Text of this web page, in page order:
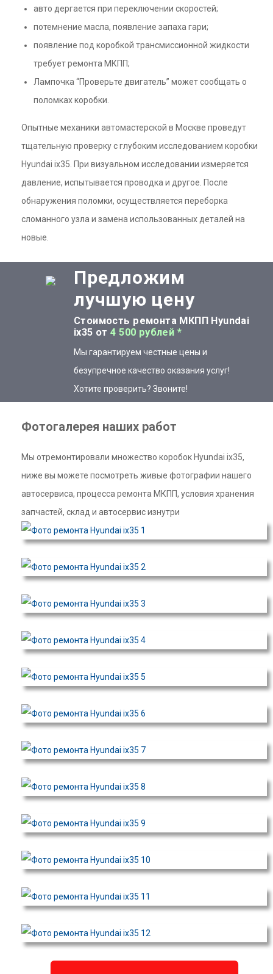
авто дергается при переключении скоростей;
потемнение масла, появление запаха гари;
появление под коробкой трансмиссионной жидкости
требует ремонта МКПП;
Лампочка “Проверьте двигатель” может сообщать о
поломках коробки.
Опытные механики автомастерской в Москве проведут
тщательную проверку с глубоким исследованием коробки
Hyundai ix35. При визуальном исследовании измеряется
давление, испытывается проводка и другое. После
обнаружения поломки, осуществляется переборка
сломанного узла и замена использованных деталей на
новые.
Предложим
лучшую цену
Стоимость ремонта МКПП Hyundai
ix35 от4 500 рублей *
Мы гарантируем честные цены и
безупречное качество оказания услуг!
Хотите проверить? Звоните!
Фотогалерея наших работ
Мы отремонтировали множество коробок Hyundai ix35,
ниже вы можете посмотреть живые фотографии нашего
автосервиса, процесса ремонта МКПП, условия хранения
запчастей, склад и автосервис изнутри